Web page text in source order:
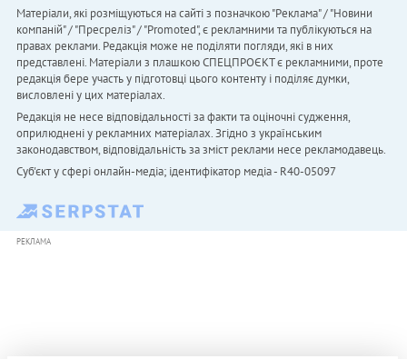
Матеріали, які розміщуються на сайті з позначкою "Реклама" / "Новини
компаній" / "Пресреліз" / "Promoted", є рекламними та публікуються на
правах реклами. Редакція може не поділяти погляди, які в них
представлені. Матеріали з плашкою СПЕЦПРОЄКТ є рекламними, проте
редакція бере участь у підготовці цього контенту і поділяє думки,
висловлені у цих матеріалах.
Редакція не несе відповідальності за факти та оціночні судження,
оприлюднені у рекламних матеріалах. Згідно з українським
законодавством, відповідальність за зміст реклами несе рекламодавець.
Cуб'єкт у сфері онлайн-медіа; ідентифікатор медіа - R40-05097
РЕКЛАМА